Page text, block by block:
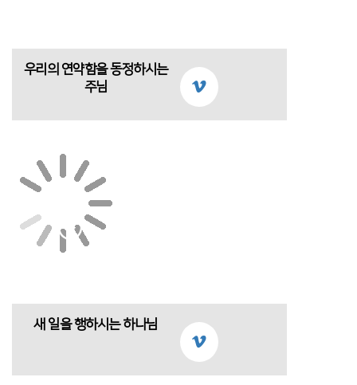
우리의 연약함을 동정하시는
주님
새 일을 행하시는 하나님